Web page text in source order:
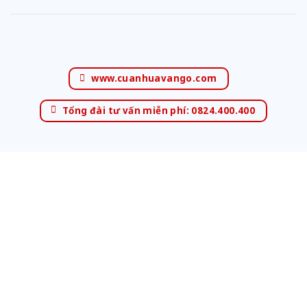
www.cuanhuavango.com
Tổng đài tư vấn miễn phí: 0824.400.400